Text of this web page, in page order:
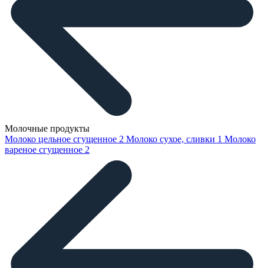
Молочные продукты
Молоко цельное сгущенное 2 Молоко сухое, сливки 1 Молоко
вареное сгущенное 2